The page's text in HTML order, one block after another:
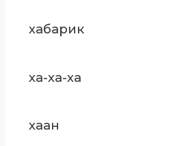
хабарик
ха-ха-ха
хаан